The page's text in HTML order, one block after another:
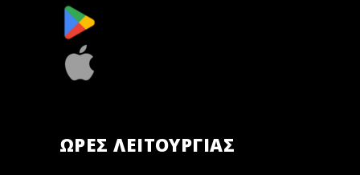
ΏΡΕΣ ΛΕΙΤΟΥΡΓΊΑΣ